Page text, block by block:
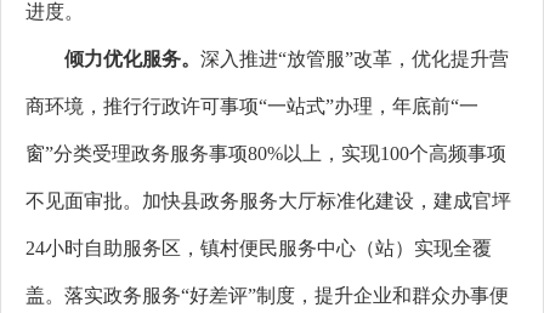
进度。
倾力优化服务。 深入推进“放管服”改革，优化提升营
商环境，推行行政许可事项“一站式”办理，年底前“一
窗”分类受理政务服务事项80%以上，实现100个高频事项
不见面审批。加快县政务服务大厅标准化建设，建成官坪
24小时自助服务区，镇村便民服务中心（站）实现全覆
盖。落实政务服务“好差评”制度，提升企业和群众办事便